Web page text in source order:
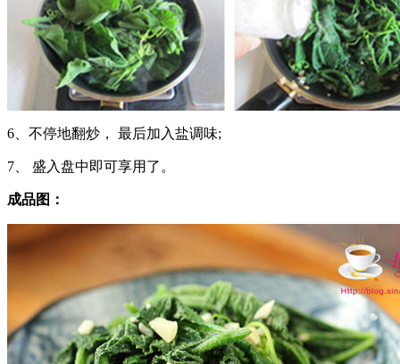
6、不停地翻炒， 最后加入盐调味;
7、 盛入盘中即可享用了。
成品图：